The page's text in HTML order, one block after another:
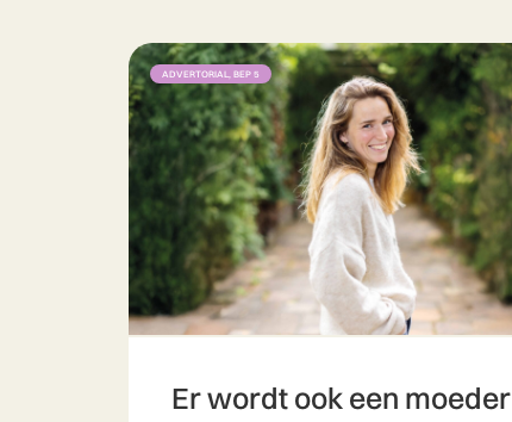
ADVERTORIAL, BEP 5
Er wordt ook een moeder